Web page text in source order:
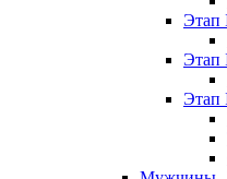
Этап
Этап
Этап